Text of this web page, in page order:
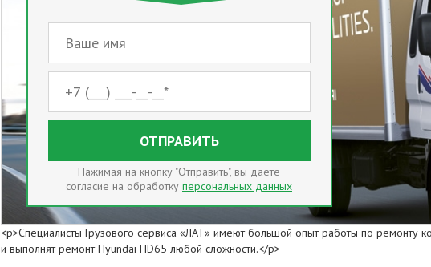
ОТПРАВИТЬ
Нажимая на кнопку "Отправить", вы даете
согласие на обработку персональных данных
<p>Специалисты Грузового сервиса «ЛАТ» имеют большой опыт работы по ремонту
и выполнят ремонт Hyundai HD65 любой сложности.</p>